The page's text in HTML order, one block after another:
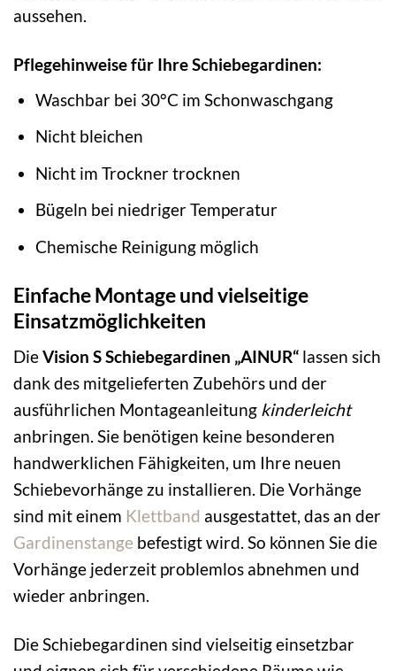
aussehen.
Pflegehinweise für Ihre Schiebegardinen:
Waschbar bei 30°C im Schonwaschgang
Nicht bleichen
Nicht im Trockner trocknen
Bügeln bei niedriger Temperatur
Chemische Reinigung möglich
Einfache Montage und vielseitige
Einsatzmöglichkeiten
DieVision S Schiebegardinen „AINUR“ lassen sich
dank des mitgelieferten Zubehörs und der
ausführlichen Montageanleitung kinderleicht
anbringen. Sie benötigen keine besonderen
handwerklichen Fähigkeiten, um Ihre neuen
Schiebevorhänge zu installieren. Die Vorhänge
sind mit einem Klettband ausgestattet, das an der
Gardinenstange befestigt wird. So können Sie die
Vorhänge jederzeit problemlos abnehmen und
wieder anbringen.
Die Schiebegardinen sind vielseitig einsetzbar